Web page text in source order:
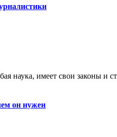
наука, имеет свои законы и
он нужен